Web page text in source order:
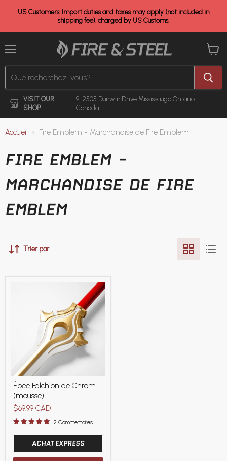
US Customers: Import duties and taxes may apply (not included in
shipping fee), charged by US Customs.
VISIT OUR
SHOP
9-2505 Dunwin Drive Mississauga Ontario
Canada
le
panier
Accueil Fire Emblem - Marchandise de Fire Emblem
FIRE EMBLEM -
MARCHANDISE DE FIRE
EMBLEM
Trier par
Épée
Falchion
de
Chrom
(mousse)
Épée Falchion de Chrom
(mousse)
$69.99 CAD
2 Commentaires
ACHAT EXPRESS